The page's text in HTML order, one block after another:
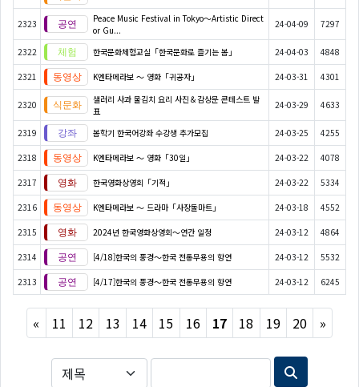
2323
Peace Music Festival in Tokyo～Artistic Direct
or Gu...
24-04-09 7297
2322 한국문화체험교실「한국문화로 즐기는 봄」 24-04-03 4848
2321 K엔타메라보 ～ 영화「귀공자」 24-03-31 4301
2320
샐러리 사과 물김치 요리 사진＆감상문 콘테스트 발
표
24-03-29 4633
2319 봄학기 한국어강좌 수강생 추가모집 24-03-25 4255
2318 K엔타메라보 ～ 영화「30일」 24-03-22 4078
2317 한국영화상영회「기적」 24-03-22 5334
2316 K엔타메라보 ～ 드라마「사장돌마트」 24-03-18 4552
2315 2024년 한국영화상영회～연간 일정 24-03-12 4864
2314 [4/18]한국의 풍경～한국 전통무용의 향연 24-03-12 5532
2313 [4/17]한국의 풍경～한국 전통무용의 향연 24-03-12 6245
« Previous
11 12 13 14 15 16 17 18 19 20 »Next